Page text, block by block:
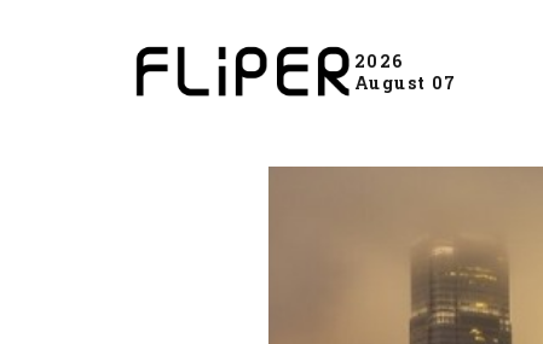
2026
August 07